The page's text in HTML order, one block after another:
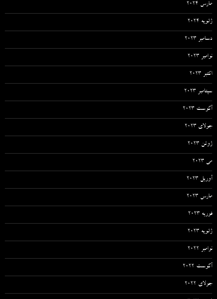
مارس 2024
ژانویه 2024
دسامبر 2023
نوامبر 2023
اکتبر 2023
سپتامبر 2023
آگوست 2023
جولای 2023
ژوئن 2023
می 2023
آوریل 2023
مارس 2023
فوریه 2023
ژانویه 2023
نوامبر 2022
آگوست 2022
جولای 2022